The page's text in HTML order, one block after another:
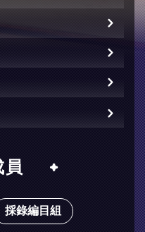
員
採錄編目組